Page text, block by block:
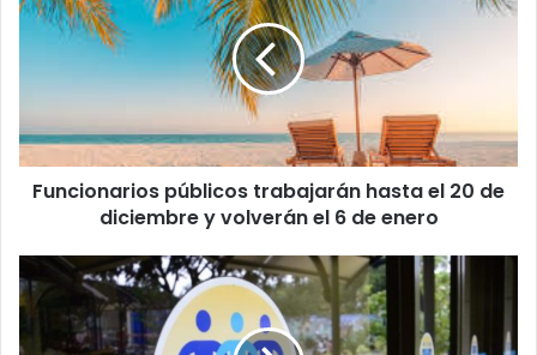
trabajarán
diciembre
y
volverán
enero
Funcionarios públicos trabajarán hasta el 20 de
diciembre y volverán el 6 de enero
Defensoría
monitorea
acciones
de